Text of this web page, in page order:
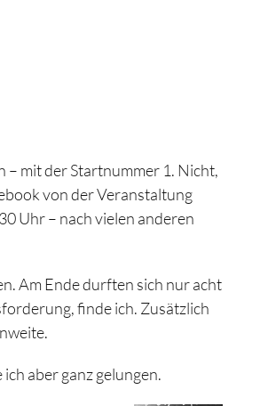
– mit der Startnummer 1. Nicht,
von der Veranstaltung
Uhr – nach vielen anderen
Am Ende durften sich nur acht
finde ich. Zusätzlich
aber ganz gelungen.